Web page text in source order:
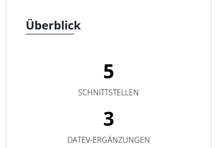
Überblick
5
SCHNITTSTELLEN
3
DATEV-ERGÄNZUNGEN